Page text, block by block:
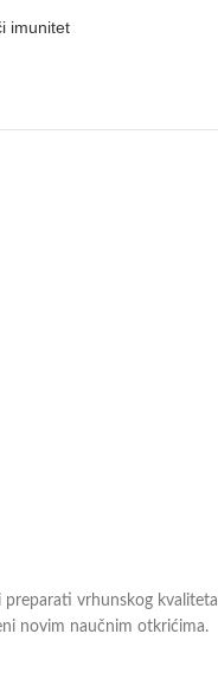
imunitet
preparati vrhunskog kvaliteta
novim naučnim otkrićima.